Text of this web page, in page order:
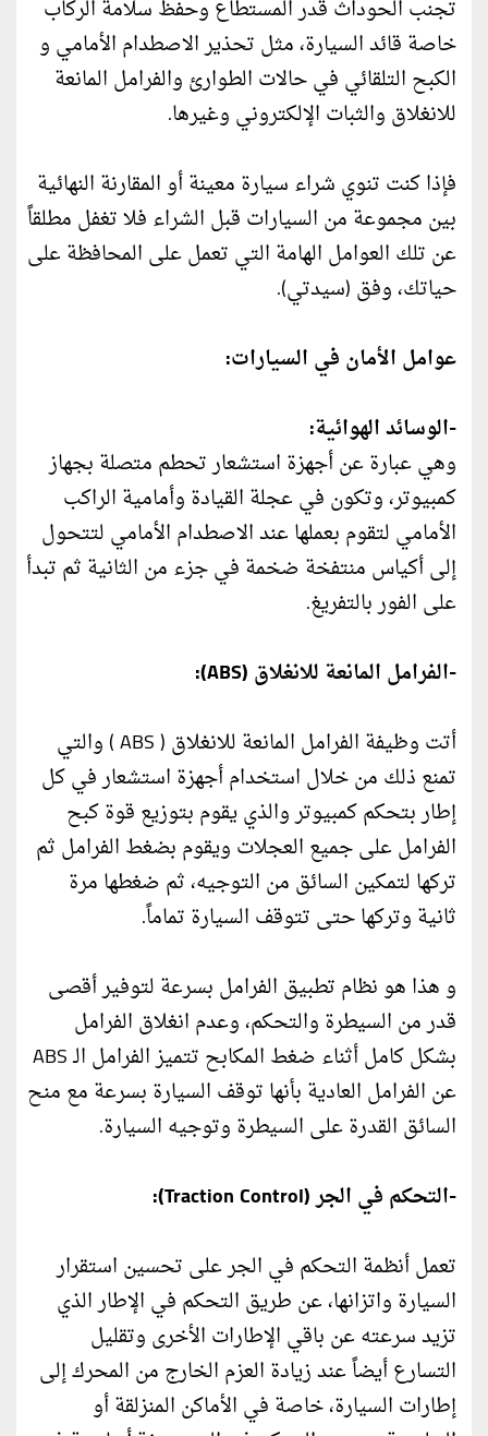
تجنب الحوداث قدر المستطاع وحفظ سلامة الركاب
خاصة قائد السيارة، مثل تحذير الاصطدام الأمامي و
الكبح التلقائي في حالات الطوارئ والفرامل المانعة
للانغلاق والثبات الإلكتروني وغيرها.
فإذا كنت تنوي شراء سيارة معينة أو المقارنة النهائية
بين مجموعة من السيارات قبل الشراء فلا تغفل مطلقاً
عن تلك العوامل الهامة التي تعمل على المحافظة على
حياتك، وفق (سيدتي).
عوامل الأمان في السيارات:
-الوسائد الهوائية:
وهي عبارة عن أجهزة استشعار تحطم متصلة بجهاز
كمبيوتر، وتكون في عجلة القيادة وأمامية الراكب
الأمامي لتقوم بعملها عند الاصطدام الأمامي لتتحول
إلى أكياس منتفخة ضخمة في جزء من الثانية ثم تبدأ
على الفور بالتفريغ.
-الفرامل المانعة للانغلاق (ABS):
أتت وظيفة الفرامل المانعة للانغلاق ( ABS ) والتي
تمنع ذلك من خلال استخدام أجهزة استشعار في كل
إطار بتحكم كمبيوتر والذي يقوم بتوزيع قوة كبح
الفرامل على جميع العجلات ويقوم بضغط الفرامل ثم
تركها لتمكين السائق من التوجيه، ثم ضغطها مرة
ثانية وتركها حتى تتوقف السيارة تماماً.
و هذا هو نظام تطبيق الفرامل بسرعة لتوفير أقصى
قدر من السيطرة والتحكم، وعدم انغلاق الفرامل
بشكل كامل أثناء ضغط المكابح تتميز الفرامل الـ ABS
عن الفرامل العادية بأنها توقف السيارة بسرعة مع منح
السائق القدرة على السيطرة وتوجيه السيارة.
-التحكم في الجر (Traction Control):
تعمل أنظمة التحكم في الجر على تحسين استقرار
السيارة واتزانها، عن طريق التحكم في الإطار الذي
تزيد سرعته عن باقي الإطارات الأخرى وتقليل
التسارع أيضاً عند زيادة العزم الخارج من المحرك إلى
إطارات السيارة، خاصة في الأماكن المنزلقة أو